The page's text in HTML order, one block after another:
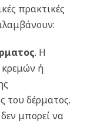
πρακτικές
. Η
κρεμών ή
του δέρματος.
μπορεί να